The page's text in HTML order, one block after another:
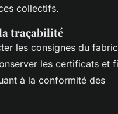
collectifs.
traçabilité
les consignes du
les certificats et
à la conformité des